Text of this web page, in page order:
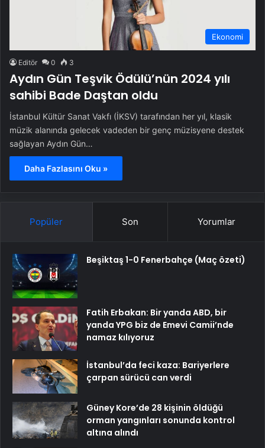
Ekonomi
Editör 0 3
Aydın Gün Teşvik Ödülü’nün 2024 yılı
sahibi Bade Daştan oldu
İstanbul Kültür Sanat Vakfı (İKSV) tarafından her yıl, klasik
müzik alanında gelecek vadeden bir genç müzisyene destek
sağlayan Aydın Gün…
Daha Fazlasını Oku »
Popüler Son Yorumlar
Beşiktaş 1-0 Fenerbahçe (Maç özeti)
Fatih Erbakan: Bir yanda ABD, bir
yanda YPG biz de Emevi Camii’nde
namaz kılıyoruz
İstanbul’da feci kaza: Bariyerlere
çarpan sürücü can verdi
Güney Kore’de 28 kişinin öldüğü
orman yangınları sonunda kontrol
altına alındı